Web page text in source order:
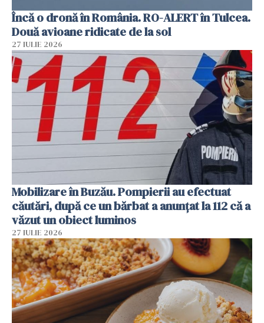
Încă o dronă în România. RO-ALERT în Tulcea.
Două avioane ridicate de la sol
27 IULIE 2026
Mobilizare în Buzău. Pompierii au efectuat
căutări, după ce un bărbat a anunțat la 112 că a
văzut un obiect luminos
27 IULIE 2026